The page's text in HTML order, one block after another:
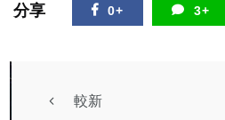
分享 0+ 3+
較新